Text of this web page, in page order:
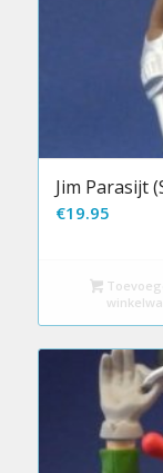
Jim Parasijt
€19.95